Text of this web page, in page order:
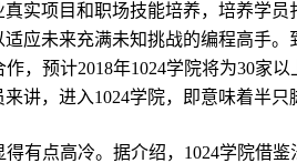
实项目和职场技能培养，培养学
应未来充满未知挑战的编程高手。
作，预计2018年1024学院将为30家以
讲，进入1024学院，即意味着半只
得有点高冷。据介绍， 1024学院借鉴